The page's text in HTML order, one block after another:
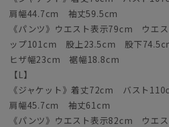
肩幅44.7cm 袖丈59.5cm
《パンツ》ウエスト表示79cm ウエ
ップ101cm 股上23.5cm 股下
ヒザ幅23cm 裾幅18.8cm
【L】
《ジャケット》着丈72cm バスト
肩幅45.7cm 袖丈61cm
《パンツ》ウエスト表示82cm ウエ